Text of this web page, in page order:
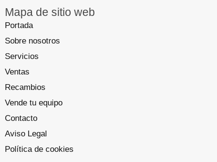
Mapa de sitio web
Portada
Sobre nosotros
Servicios
Ventas
Recambios
Vende tu equipo
Contacto
Aviso Legal
Política de cookies